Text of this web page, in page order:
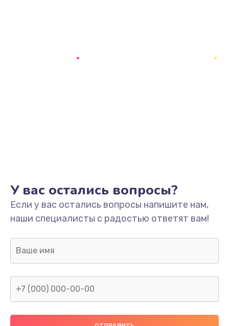
У вас остались вопросы?
Если у вас остались вопросы напишите нам,
наши специалисты с радостью ответят вам!